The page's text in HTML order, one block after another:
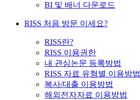
BI 및 배너 다운로드
RISS 처음 방문 이세요?
RISS란?
RISS 이용권한
내 관심논문 등록방법
RISS 자료 유형별 이용방법
복사/대출 이용방법
해외전자자료 이용방법